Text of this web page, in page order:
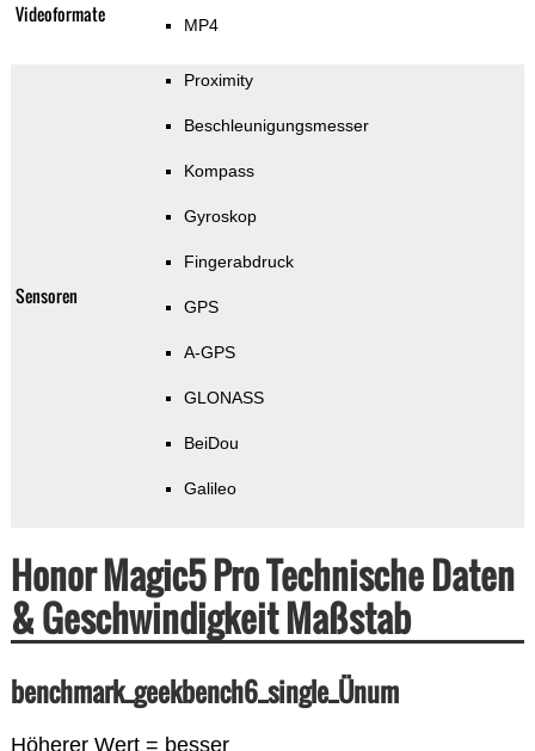
Videoformate MP4
Sensoren
Proximity
Beschleunigungsmesser
Kompass
Gyroskop
Fingerabdruck
GPS
A-GPS
GLONASS
BeiDou
Galileo
Honor Magic5 Pro Technische Daten
& Geschwindigkeit Maßstab
benchmark_geekbench6_single_Ünum
Höherer Wert = besser